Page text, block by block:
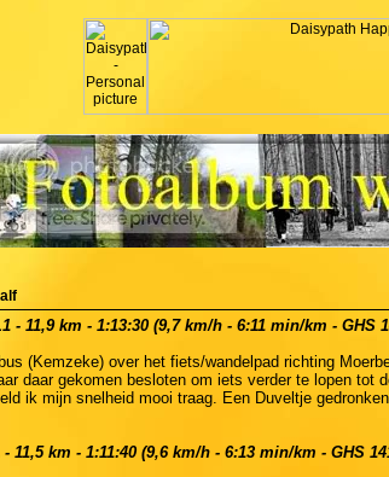
- 11,9 km - 1:13:30 (9,7 km/h - 6:11 min/km - GHS
(Kemzeke) over het fiets/wandelpad richting
daar gekomen besloten om iets verder te lopen tot
ik mijn snelheid mooi traag. Een Duveltje
11,5 km - 1:11:40 (9,6 km/h - 6:13 min/km - GHS